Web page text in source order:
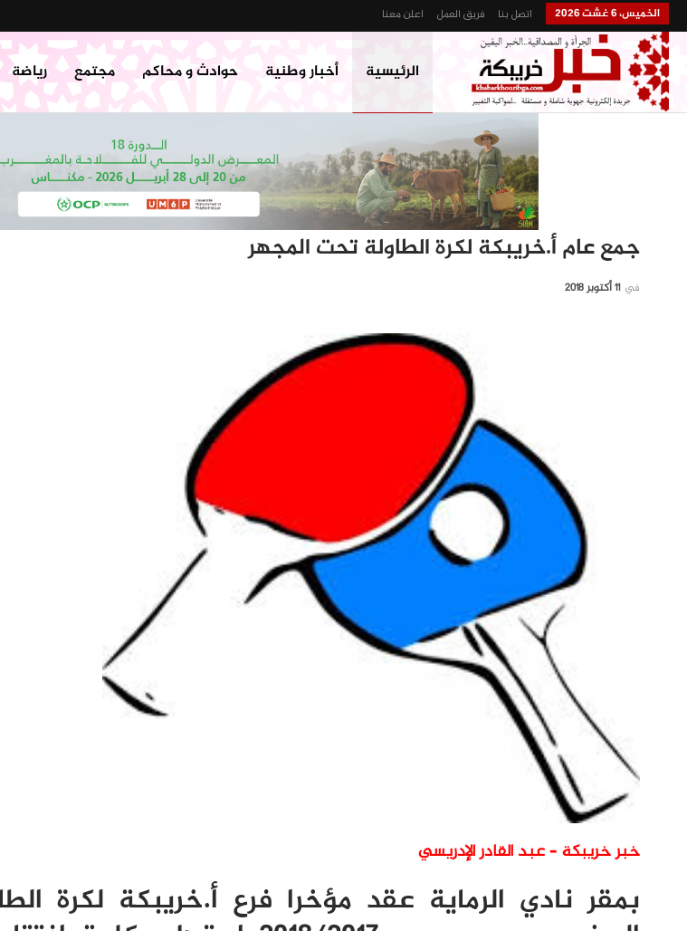
الخميس، 6 غشت 2026 اتصل بنا فريق العمل اعلن معنا
الرئيسية أخبار وطنية حوادث و محاكم مجتمع رياضة
جمع عام أ.خريبكة لكرة الطاولة تحت المجهر
في 11 أكتوبر 2018
خبر خريبكة – عبد القادر الإدريسي
بمقر نادي الرماية عقد مؤخرا فرع أ.خريبكة لكرة